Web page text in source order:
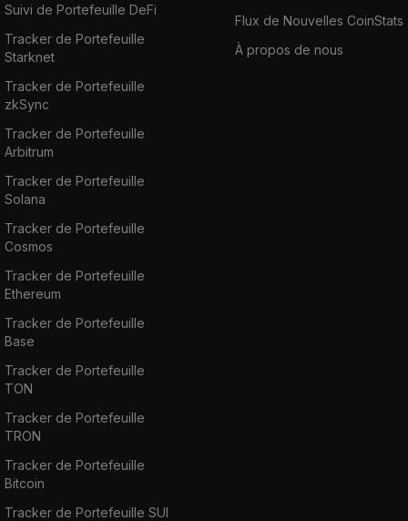
Suivi de Portefeuille DeFi
Tracker de Portefeuille
Starknet
Tracker de Portefeuille
zkSync
Tracker de Portefeuille
Arbitrum
Tracker de Portefeuille
Solana
Tracker de Portefeuille
Cosmos
Tracker de Portefeuille
Ethereum
Tracker de Portefeuille
Base
Tracker de Portefeuille
TON
Tracker de Portefeuille
TRON
Tracker de Portefeuille
Bitcoin
Tracker de Portefeuille SUI
Flux de Nouvelles CoinStats
À propos de nous